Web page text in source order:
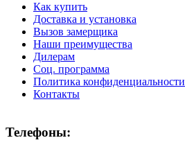
Как купить
Доставка и установка
Вызов замерщика
Наши преимущества
Дилерам
Соц. программа
Политика конфиденциальности
Контакты
Телефоны: